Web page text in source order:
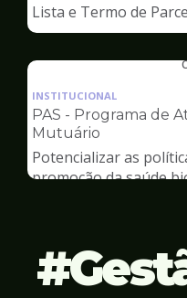
Lista e Termo de
INSTITUCIONAL
PAS - Programa de
Mutuário
Potencializar as
promoção da saúde